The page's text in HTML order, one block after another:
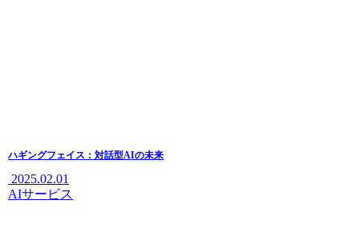
ハギングフェイス：対話型AIの未来
2025.02.01
AIサービス